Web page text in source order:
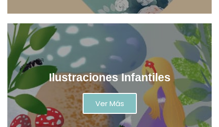
Ilustraciones Infantiles
Ver Más